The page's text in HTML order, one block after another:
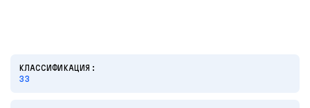
КЛАССИФИКАЦИЯ:
33